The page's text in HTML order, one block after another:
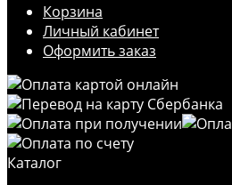
Корзина
Личный кабинет
Оформить заказ
Каталог